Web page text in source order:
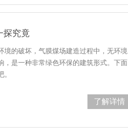
探究竟
境的破坏，气膜煤场建造过程中，无环境
，是一种非常绿色环保的建筑形式。下面
了解详情